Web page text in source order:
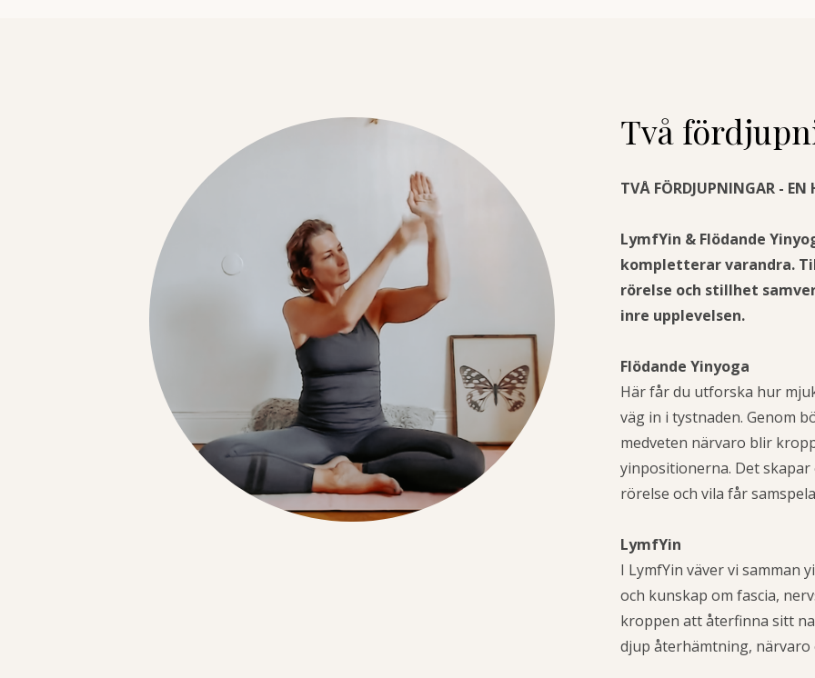
Två
TVÅ FÖRDJUPNINGAR - EN
LymfYin & Flödande
kompletterar varandra.
rörelse och stillhet
inre upplevelsen.
Flödande Yinyoga
Här får du utforska hur
väg in i tystnaden. Genom
medveten närvaro blir
yinpositionerna. Det
rörelse och vila får
LymfYin
I LymfYin väver vi samman
och kunskap om fascia,
kroppen att återfinna sitt
djup återhämtning, närvaro